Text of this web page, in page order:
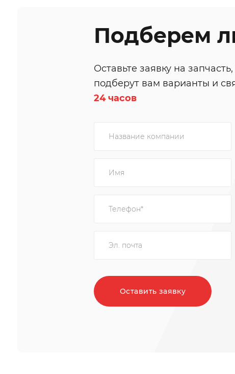
Подберем
Оставьте заявку на
подберут вам варианты и
24 часов
Оставить заявку